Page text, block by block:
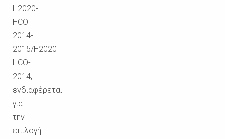
H2020-
HCO-
2014-
2015/H2020-
HCO-
2014,
ενδιαφέρεται
για
την
επιλογή